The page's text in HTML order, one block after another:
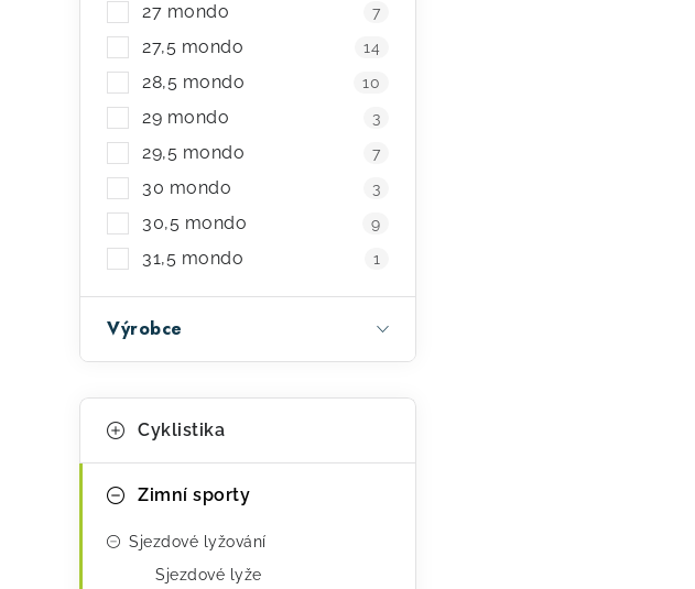
27 mondo 7
27,5 mondo 14
28,5 mondo 10
29 mondo 3
29,5 mondo 7
30 mondo 3
30,5 mondo 9
31,5 mondo 1
Výrobce
Přeskočit
kategorie
K
a
Cyklistika
Zimní sporty
Sjezdové lyžování
Sjezdové lyže